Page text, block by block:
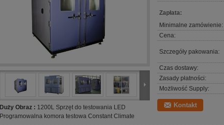
Duży Obraz : 1200L Sprzęt do testowania LED
Programowalna komora testowa Constant Climate
Zapłata:
Minimalne zamówienie:
Cena:
Szczegóły pakowania:
Czas dostawy:
Zasady płatności:
Możliwość Supply:
Kontakt